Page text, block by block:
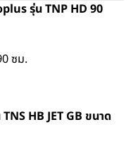
รุ่น TNP HD 90
ซม.
HB JET GB ขนาด